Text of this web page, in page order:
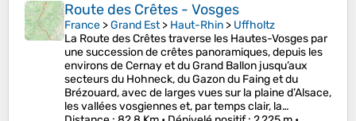
Route des Crêtes - Vosges
France >Grand Est> Haut-Rhin > Uffholtz
La Route des Crêtes traverse les Hautes-Vosges par
une succession de crêtes panoramiques, depuis les
environs de Cernay et du Grand Ballon jusqu’aux
secteurs du Hohneck, du Gazon du Faing et du
Brézouard, avec de larges vues sur la plaine d’Alsace,
les vallées vosgiennes et, par temps clair, la…